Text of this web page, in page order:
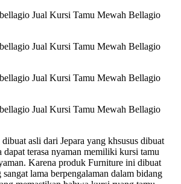
asli dari Jepara yang khsusus dibuat
terasa nyaman memiliki kursi tamu
Karena produk Furniture ini dibuat
lama berpengalaman dalam bidang